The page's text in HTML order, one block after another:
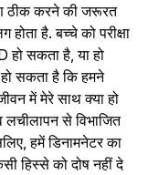
ठीक करने की जरूरत
है. बच्चे को परीक्षा
हो सकता है, या हो
सकता है कि हमने
में मेरे साथ क्या हो
लचीलापन से विभाजित
हमें डिनामनेटर का
हिस्‍से को दोष नहीं दे